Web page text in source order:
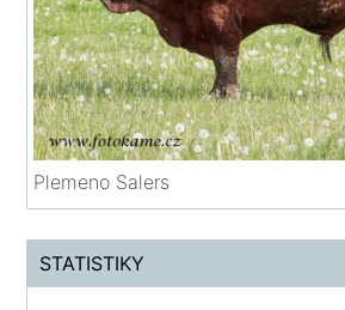
Plemeno Salers
STATISTIKY